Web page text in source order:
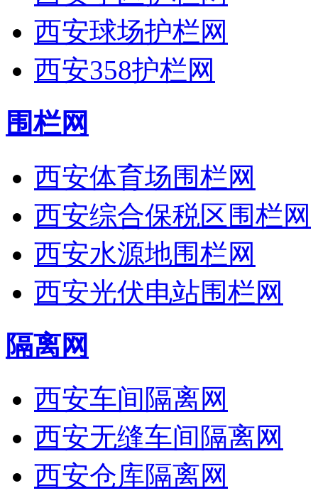
西安球场护栏网
西安358护栏网
围栏网
西安体育场围栏网
西安综合保税区围栏网
西安水源地围栏网
西安光伏电站围栏网
隔离网
西安车间隔离网
西安无缝车间隔离网
西安仓库隔离网